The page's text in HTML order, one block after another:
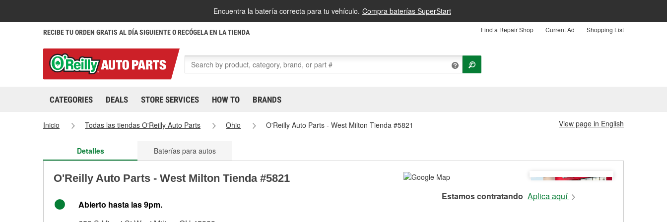
Encuentra la batería correcta para tu vehículo. Compra baterías SuperStart
RECIBE TU ORDEN GRATIS AL DÍA SIGUIENTE O RECÓGELA EN LA TIENDA Find a Repair Shop Current Ad Shopping List
CATEGORIES DEALS STORE SERVICES HOW TO BRANDS
Inicio Todas las tiendas O'Reilly Auto Parts Ohio O'Reilly Auto Parts - West Milton Tienda #5821 View page in English
Detalles Baterías para autos
O'Reilly Auto Parts - West Milton Tienda #5821
Abierto hasta las 9pm.
Estamos contratando Aplica aquí